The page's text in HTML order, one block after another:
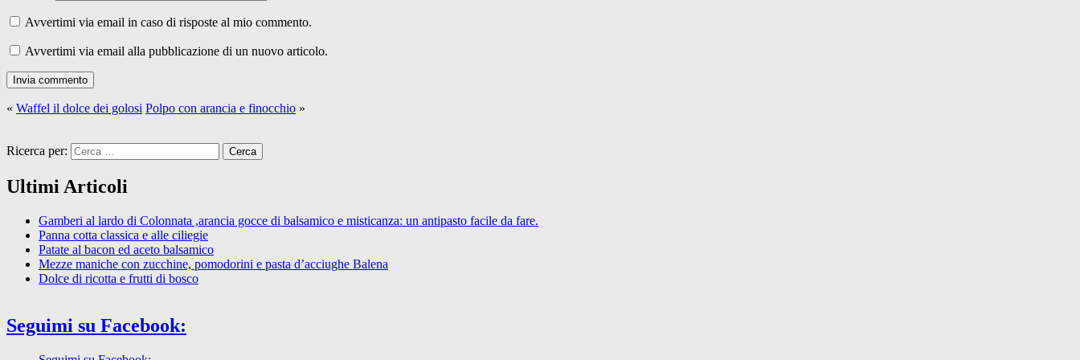
Avvertimi via email in caso di risposte al mio commento.
Avvertimi via email alla pubblicazione di un nuovo articolo.
« Waffel il dolce dei golosi Polpo con arancia e finocchio »
Ricerca per:
Ultimi Articoli
Gamberi al lardo di Colonnata ,arancia gocce di balsamico e misticanza: un antipasto facile da fare.
Panna cotta classica e alle ciliegie
Patate al bacon ed aceto balsamico
Mezze maniche con zucchine, pomodorini e pasta d’acciughe Balena
Dolce di ricotta e frutti di bosco
Seguimi su Facebook: